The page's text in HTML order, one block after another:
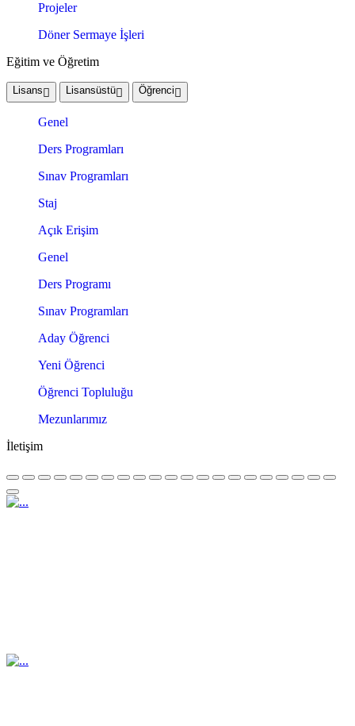
Projeler
Döner Sermaye İşleri
Eğitim ve Öğretim
Lisans Lisansüstü Öğrenci
Genel
Ders Programları
Sınav Programları
Staj
Açık Erişim
Genel
Ders Programı
Sınav Programları
Aday Öğrenci
Yeni Öğrenci
Öğrenci Topluluğu
Mezunlarımız
İletişim